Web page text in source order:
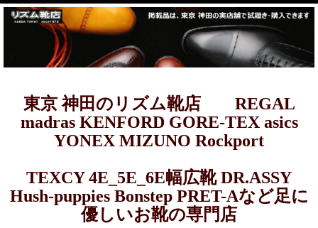
東京 神田のリズム靴店 REGAL
madras KENFORD GORE-TEX asics
YONEX MIZUNO Rockport
TEXCY 4E_5E_6E幅広靴 DR.ASSY
Hush-puppies Bonstep PRET-Aなど足に
優しいお靴の専門店